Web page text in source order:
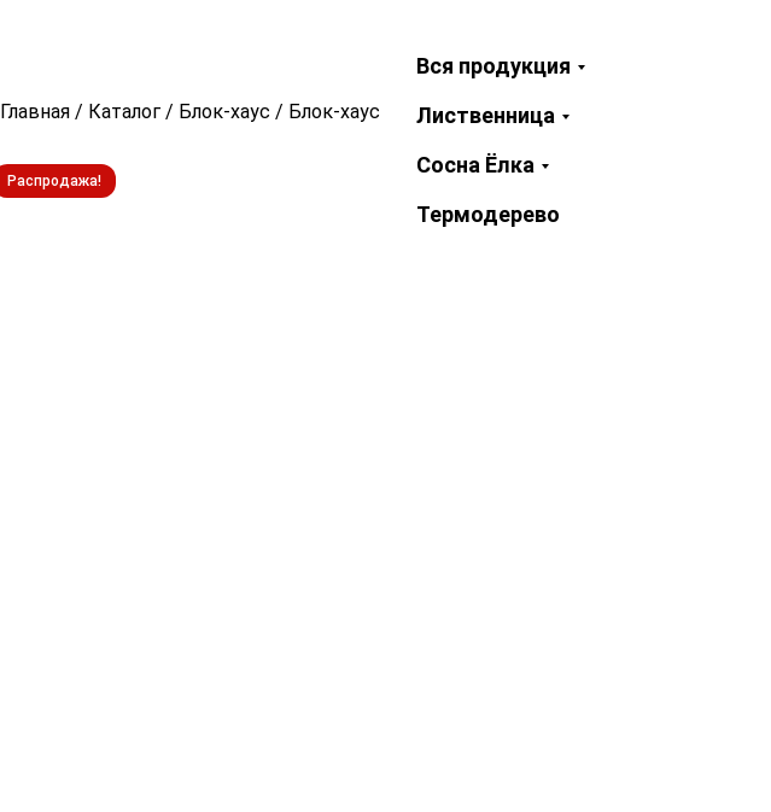
Закрыть
Вся продукция
Лиственница
Сосна Ёлка
Термодерево
Главная / Каталог / Блок-хаус / Блок-хаус из лиственницы 45х190х4000 мм сорт ВС
Распродажа!